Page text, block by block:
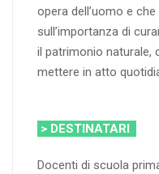
opera dell’uomo e
sull’importanza di
il patrimonio naturale,
mettere in atto
> DESTINATARI
Docenti di scuola